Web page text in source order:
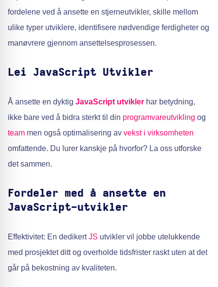
fordelene ved å ansette en stjerneutvikler, skille mellom
ulike typer utviklere, identifisere nødvendige ferdigheter og
manøvrere gjennom ansettelsesprosessen.
Lei JavaScript Utvikler
Å ansette en dyktig JavaScript utvikler har betydning,
ikke bare ved å bidra sterkt til din programvareutvikling og
team men også optimalisering av vekst i virksomheten
omfattende. Du lurer kanskje på hvorfor? La oss utforske
det sammen.
Fordeler med å ansette en
JavaScript-utvikler
Effektivitet: En dedikertJS utvikler vil jobbe utelukkende
med prosjektet ditt og overholde tidsfrister raskt uten at det
går på bekostning av kvaliteten.